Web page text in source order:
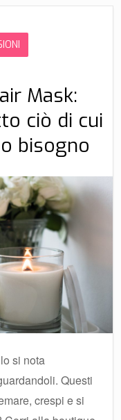
Mask:
ciò di cui
bisogno
si nota
Questi
crespi e si